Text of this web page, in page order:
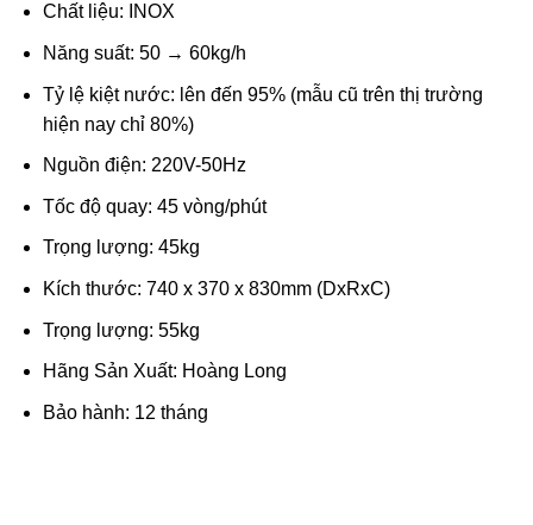
Chất liệu: INOX
Năng suất: 50 → 60kg/h
Tỷ lệ kiệt nước: lên đến 95% (mẫu cũ trên thị trường
hiện nay chỉ 80%)
Nguồn điện: 220V-50Hz
Tốc độ quay: 45 vòng/phút
Trọng lượng: 45kg
Kích thước: 740 x 370 x 830mm (DxRxC)
Trọng lượng: 55kg
Hãng Sản Xuất: Hoàng Long
Bảo hành: 12 tháng